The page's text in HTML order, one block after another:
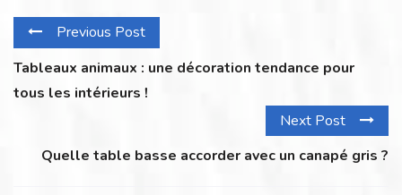
Previous Post
Tableaux animaux : une décoration tendance pour
tous les intérieurs !
Next Post
Quelle table basse accorder avec un canapé gris ?